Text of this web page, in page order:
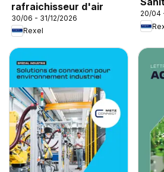
rafraichisseur d'air
30/06 - 31/12/2026
Rexel
20/04